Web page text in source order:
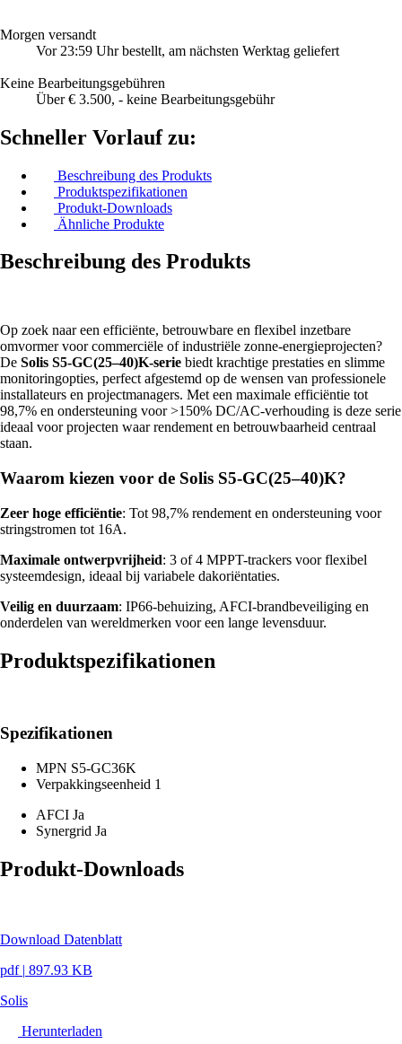
Morgen versandt
Vor 23:59 Uhr bestellt, am nächsten Werktag geliefert
Keine Bearbeitungsgebühren
Über € 3.500, - keine Bearbeitungsgebühr
Schneller Vorlauf zu:
Beschreibung des Produkts
Produktspezifikationen
Produkt-Downloads
Ähnliche Produkte
Beschreibung des Produkts
Op zoek naar een efficiënte, betrouwbare en flexibel inzetbare
omvormer voor commerciële of industriële zonne-energieprojecten?
De Solis S5-GC(25–40)K-serie biedt krachtige prestaties en slimme
monitoringopties, perfect afgestemd op de wensen van professionele
installateurs en projectmanagers. Met een maximale efficiëntie tot
98,7% en ondersteuning voor >150% DC/AC-verhouding is deze serie
ideaal voor projecten waar rendement en betrouwbaarheid centraal
staan.
Waarom kiezen voor de Solis S5-GC(25–40)K?
Zeer hoge efficiëntie: Tot 98,7% rendement en ondersteuning voor
stringstromen tot 16A.
Maximale ontwerpvrijheid: 3 of 4 MPPT-trackers voor flexibel
systeemdesign, ideaal bij variabele dakoriëntaties.
Veilig en duurzaam: IP66-behuizing, AFCI-brandbeveiliging en
onderdelen van wereldmerken voor een lange levensduur.
Produktspezifikationen
Spezifikationen
MPN S5-GC36K
Verpakkingseenheid 1
AFCI Ja
Synergrid Ja
Produkt-Downloads
Download Datenblatt
pdf | 897.93 KB
Solis
Herunterladen